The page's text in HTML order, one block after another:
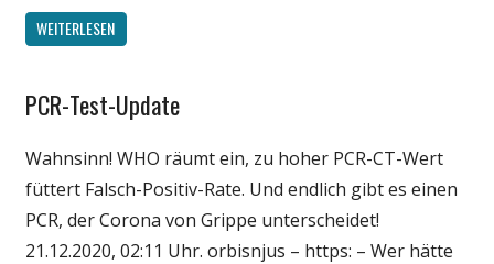
WEITERLESEN
Gesellschaft
Politik
Wirtschaft
Wissenschaft
PCR-Test-Update
Wahnsinn! WHO räumt ein, zu hoher PCR-CT-Wert
füttert Falsch-Positiv-Rate. Und endlich gibt es einen
PCR, der Corona von Grippe unterscheidet!
21.12.2020, 02:11 Uhr. orbisnjus – https: – Wer hätte